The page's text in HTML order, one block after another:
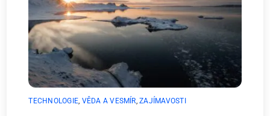
TECHNOLOGIE, VĚDA A VESMÍR,ZAJÍMAVOSTI